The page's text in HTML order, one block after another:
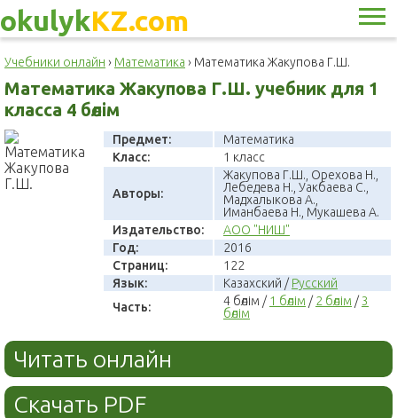
okulykKZ.com
Учебники онлайн › Математика › Математика Жакупова Г.Ш.
Математика Жакупова Г.Ш. учебник для 1
класса 4 бөлім
Предмет:
Математика
Класс:
1 класс
Авторы:
Жакупова Г.Ш., Орехова Н.,
Лебедева Н., Уакбаева С.,
Мадхалыкова А.,
Иманбаева Н., Мукашева А.
Издательство:
АОО "НИШ"
Год:
2016
Страниц:
122
Язык:
Казахский / Русский
Часть:
4 бөлім / 1 бөлім / 2 бөлім / 3
бөлім
Читать онлайн
Скачать PDF